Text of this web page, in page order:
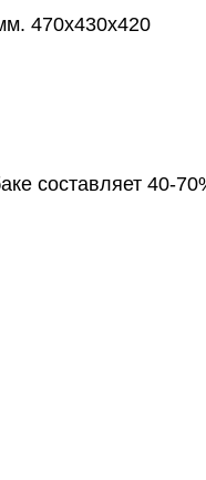
470х430х420
составляет 40-